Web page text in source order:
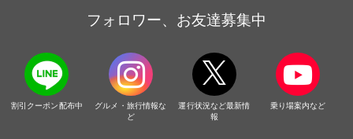
フォロワー、お友達募集中
割引クーポン配布中
グルメ・旅行情報な
ど
運行状況など最新情
報
乗り場案内など